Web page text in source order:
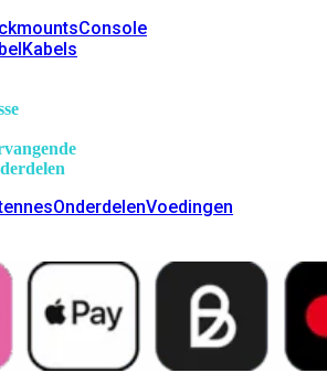
Console
Kabels
OnderdelenVoedingen